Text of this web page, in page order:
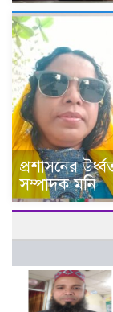
প্রশাসনের
সম্পাদক মনি